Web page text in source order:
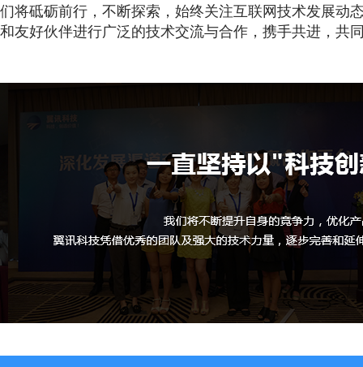
们将砥砺前行，不断探索，始终关注互联网技术发展动
和友好伙伴进行广泛的技术交流与合作，携手共进，共